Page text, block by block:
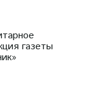
газеты